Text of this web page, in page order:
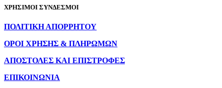
ΧΡΗΣΙΜΟΙ ΣΥΝΔΕΣΜΟΙ
ΠΟΛΙΤΙΚΗ ΑΠΟΡΡΗΤΟΥ
ΟΡΟΙ ΧΡΗΣΗΣ & ΠΛΗΡΩΜΩΝ
ΑΠΟΣΤΟΛΕΣ ΚΑΙ ΕΠΙΣΤΡΟΦΕΣ
ΕΠΙΚΟΙΝΩΝΙΑ